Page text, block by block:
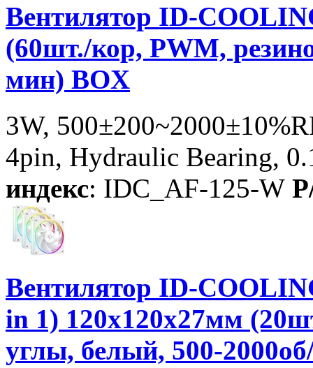
Вентилятор ID-
(60шт./кор, PWM,
мин) BOX
3W,
4pin, Hydraulic Bearing,
индекс: IDC_AF-125-W
Вентилятор ID-
in 1) 120x120x27мм
углы, белый, 500-